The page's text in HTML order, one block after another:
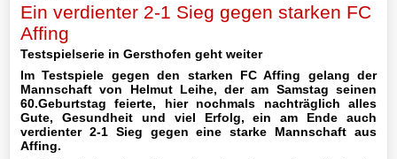
Archiv
II-
Mannschaft
III-
Mannschaft
Ein verdienter 2-1 Sieg gegen starken FC
Affing
Testspielserie in Gersthofen geht weiter
Im Testspiele gegen den starken FC Affing gelang der
Mannschaft von Helmut Leihe, der am Samstag seinen
60.Geburtstag feierte, hier nochmals nachträglich alles
Gute, Gesundheit und viel Erfolg, ein am Ende auch
verdienter 2-1 Sieg gegen eine starke Mannschaft aus
Affing.